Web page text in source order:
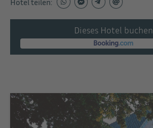
Hotel teilen:
Dieses Hotel buchen